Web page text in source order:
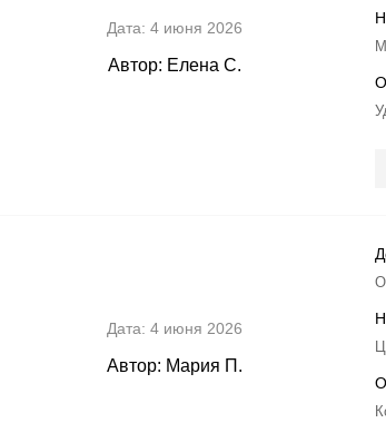
Дата: 4 июня 2026
Автор: Елена С.
Дата: 4 июня 2026
Автор: Мария П.